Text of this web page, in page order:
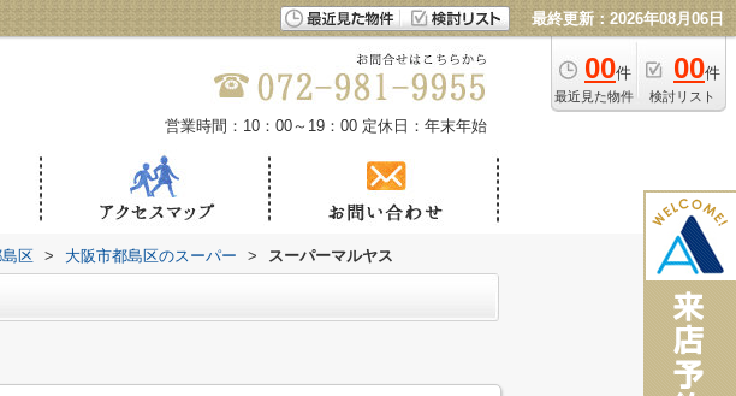
最終更新：2026年08月06日
00件
最近見た物件
00件
検討リスト
営業時間：10：00～19：00 定休日：年末年始
区 > 大阪市都島区のスーパー > スーパーマルヤス